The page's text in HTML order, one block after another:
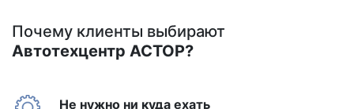
Почему клиенты выбирают
Автотехцентр АСТОР?
Не нужно ни куда ехать